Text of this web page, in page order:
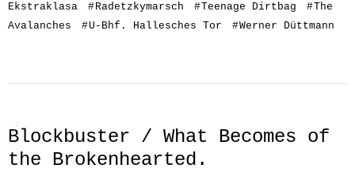
Ekstraklasa
#Radetzkymarsch #Teenage Dirtbag #The
Avalanches
#U-Bhf. Hallesches Tor #Werner Düttmann
Blockbuster / What Becomes of
the Brokenhearted.